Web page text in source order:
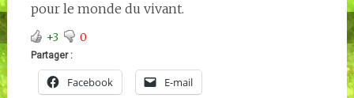
pour le monde du vivant.
+3 0
Partager :
Facebook E-mail